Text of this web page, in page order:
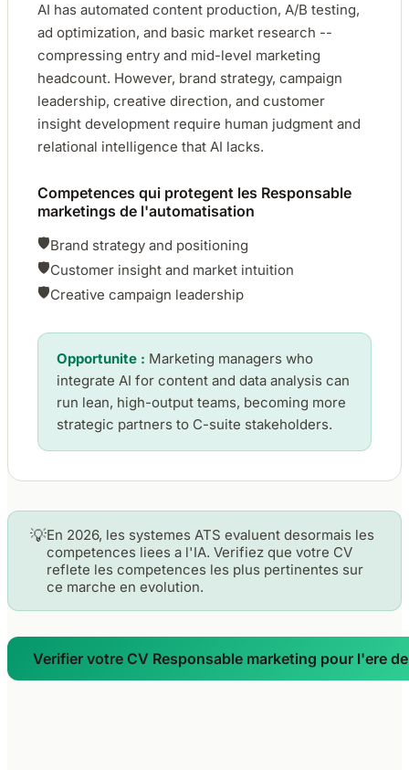
AI has automated content production, A/B testing,
ad optimization, and basic market research --
compressing entry and mid-level marketing
headcount. However, brand strategy, campaign
leadership, creative direction, and customer
insight development require human judgment and
relational intelligence that AI lacks.
Competences qui protegent les Responsable
marketings de l'automatisation
🛡Brand strategy and positioning
🛡Customer insight and market intuition
🛡Creative campaign leadership
Opportunite : Marketing managers who
integrate AI for content and data analysis can
run lean, high-output teams, becoming more
strategic partners to C-suite stakeholders.
💡En 2026, les systemes ATS evaluent desormais les
competences liees a l'IA. Verifiez que votre CV
reflete les competences les plus pertinentes sur
ce marche en evolution.
Verifier votre CV Responsable marketing pour l'ere